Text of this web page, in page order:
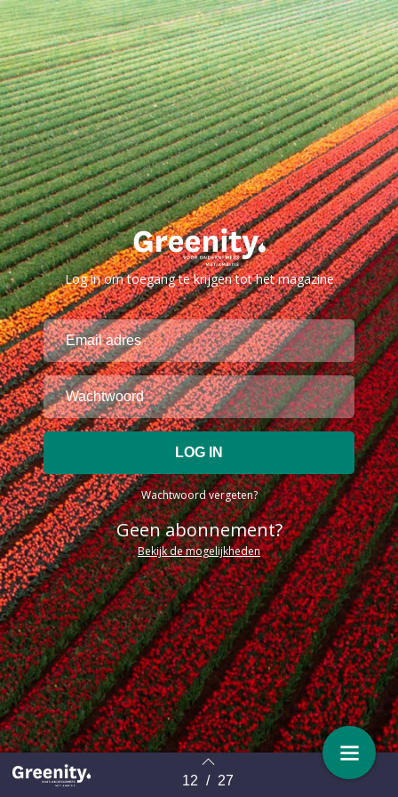
Terug naar overzicht 12 / 27
Log in om toegang te krijgen tot het magazine
Wachtwoord vergeten?
Geen abonnement?
Bekijk de mogelijkheden